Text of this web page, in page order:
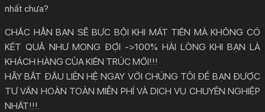
nhất chưa?
CHẮC HẲN BẠN SẼ BỰC BỘI KHI MẤT TIỀN MÀ KHÔNG CÓ
KẾT QUẢ NHƯ MONG ĐỢI ->100% HÀI LÒNG KHI BẠN LÀ
KHÁCH HÀNG CỦA KIẾN TRÚC MỚI!!!
HÃY BẮT ĐẦU LIÊN HỆ NGAY VỚI CHÚNG TÔI ĐỂ BẠN ĐƯỢC
TƯ VẤN HOÀN TOÀN MIỄN PHÍ VÀ DỊCH VỤ CHUYÊN NGHIỆP
NHẤT!!!.